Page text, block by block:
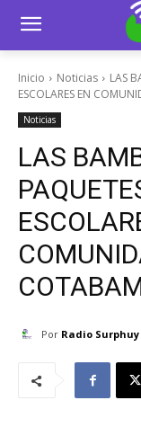
Inicio Noticias
LAS
ESCOLARES EN
Noticias
LAS
Por Radio Surphuy